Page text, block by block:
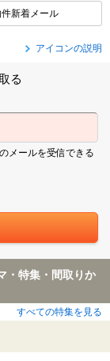
件新着メール
アイコンの説明
る
メールを受信できる
・特集・間取りか
すべての特集を見る